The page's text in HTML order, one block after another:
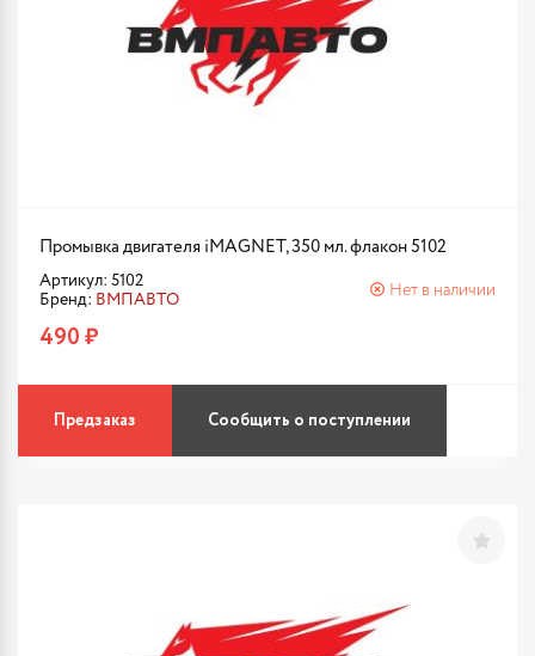
Промывка двигателя iMAGNET, 350 мл. флакон 5102
Артикул: 5102
Бренд: ВМПАВТО
Нет в наличии
490 ₽
Предзаказ Сообщить о поступлении